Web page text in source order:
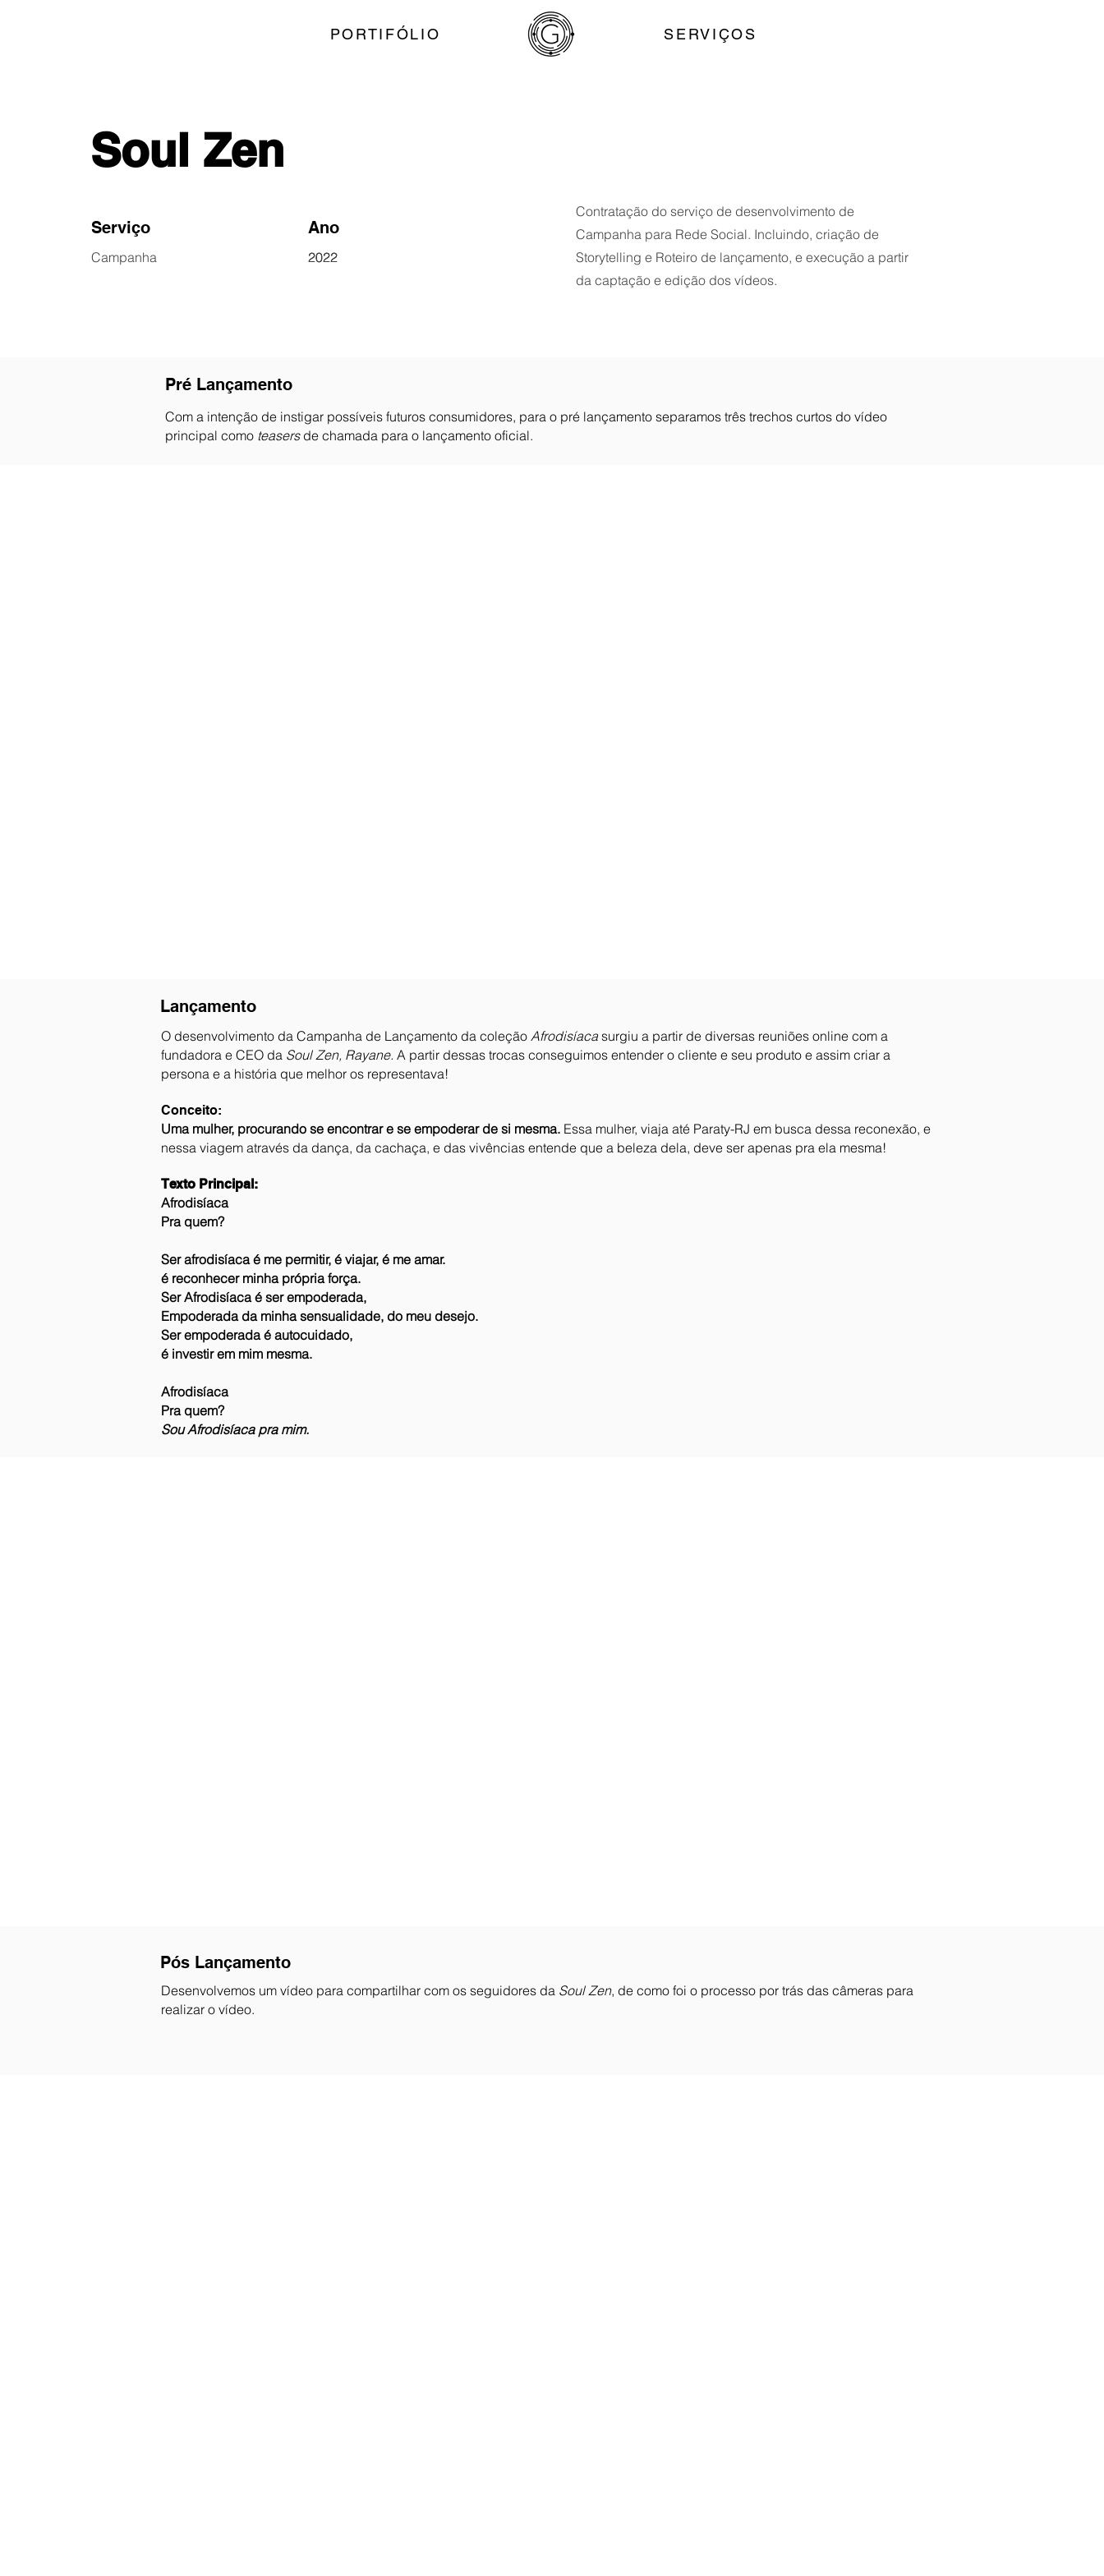
Soul Zen
Serviço
Campanha
Ano
2022
2022
2022
Contratação do serviço de desenvolvimento de
Campanha para Rede Social. Incluindo, criação de
Storytelling e Roteiro de lançamento, e execução a partir
da captação e edição dos vídeos.
SERVIÇOS
PORTIFÓLIO
Pré Lançamento
Com a intenção de instigar possíveis futuros consumidores, para o pré lançamento separamos três trechos curtos do vídeo
principal como teasers de chamada para o lançamento oficial.
Lançamento
O desenvolvimento da Campanha de Lançamento da coleção Afrodisíaca surgiu a partir de diversas reuniões online com a
fundadora e CEO da Soul Zen, Rayane. A partir dessas trocas conseguimos entender o cliente e seu produto e assim criar a
persona e a história que melhor os representava!
Conceito:
Uma mulher, procurando se encontrar e se empoderar de si mesma. Essa mulher, viaja até Paraty-RJ em busca dessa reconexão, e
nessa viagem através da dança, da cachaça, e das vivências entende que a beleza dela, deve ser apenas pra ela mesma!
Texto Principal:
Afrodisíaca
Pra quem?
Ser afrodisíaca é me permitir, é viajar, é me amar.
é reconhecer minha própria força.
Ser Afrodisíaca é ser empoderada,
Empoderada da minha sensualidade, do meu desejo.
Ser empoderada é autocuidado,
é investir em mim mesma.
Afrodisíaca
Pra quem?
Sou Afrodisíaca pra mim.
Pós Lançamento
Desenvolvemos um vídeo para compartilhar com os seguidores da Soul Zen, de como foi o processo por trás das câmeras para
realizar o vídeo.